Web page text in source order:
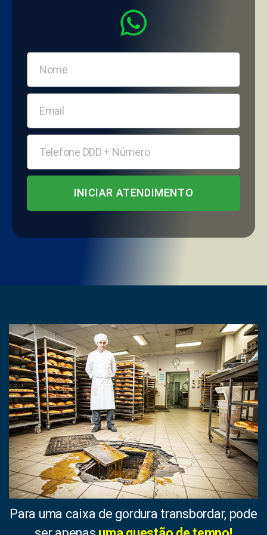
INICIAR ATENDIMENTO
Para uma caixa de gordura transbordar, pode